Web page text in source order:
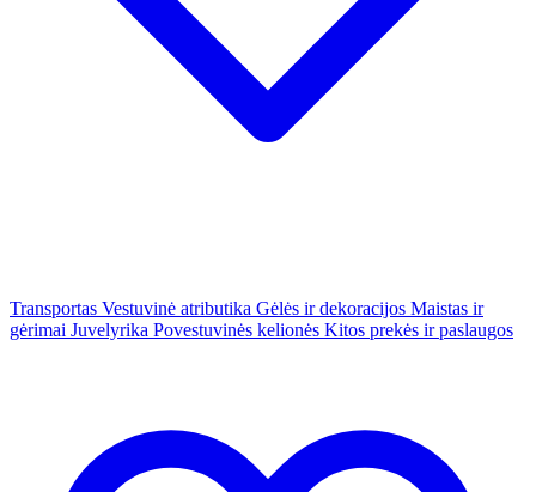
Transportas Vestuvinė atributika Gėlės ir dekoracijos Maistas ir
gėrimai Juvelyrika Povestuvinės kelionės Kitos prekės ir paslaugos